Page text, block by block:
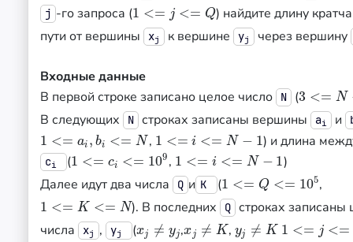
j -го запроса (1 <= j <= Q
1 <=j<= Q
) найдите длину
пути от вершины
xj к вершине yj через вершину
Входные данные
В первой строке записано целое число
N (3 <= N
3 <=N <=
В следующих
N строках записаны вершины ai и
1 <= ai , bi <= N
1 <=ai bi<=N , 1 <= i <= N − 1
1 <=i<= N−1 ) и длина
ci (1 <= ci <= 109
1 <=ci <= 109 , 1 <= i <= N − 1
1 <=i<= N−1
)
Далее идут два числа
Q и K (1 <= Q <= 105
1 <=Q <= 105 ,
1 <= K <= N
1 <=K<=N ). В последних Q строках записаны
числа
xj , yj (xj ≠ yj
xj≠ yj ,xj ≠ K
xj≠ K , yj ≠ K
yj≠ K 1 <= j <=
1 <=j<=Q